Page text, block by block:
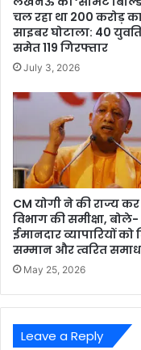
चल रहा था 200 करोड़
साइबर घोटाला: 40
समेत 119 गिरफ्तार
July 3, 2026
CM योगी ने की राज्य कर
विभाग की समीक्षा, बोले-
ईमानदार व्यापारियों को
सम्मान और त्वरित
May 25, 2026
Leave a Reply